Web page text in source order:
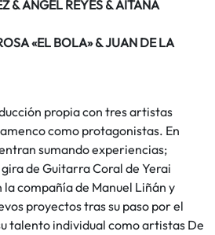
& ANGEL REYES & AITANA
«EL BOLA» & JUAN DE LA
propia con tres artistas
como protagonistas. En
sumando experiencias;
de Guitarra Coral de Yerai
compañía de Manuel Liñán y
proyectos tras su paso por el
talento individual como artistas De